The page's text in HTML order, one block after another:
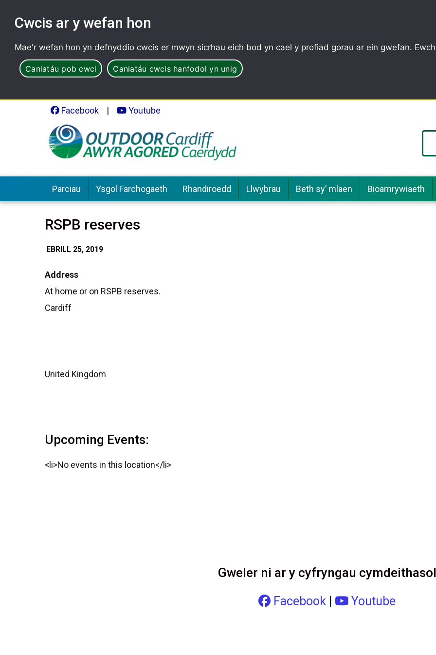
Cwcis ar y wefan hon
Mae'r wefan hon yn defnyddio cwcis er mwyn sicrhau eich bod yn cael y profiad gorau ar ein gwefan.
Caniatáu pob cwci Caniatáu cwcis hanfodol yn unig
Facebook | Youtube
Parciau Ysgol Farchogaeth Rhandiroedd Llwybrau Beth sy’ mlaen Bioamrywiaeth
RSPB reserves
EBRILL 25, 2019
Address
At home or on RSPB reserves.
Cardiff
United Kingdom
Upcoming Events:
<li>No events in this location</li>
Gweler ni ar y cyfryngau cymdeithasol
Facebook Youtube